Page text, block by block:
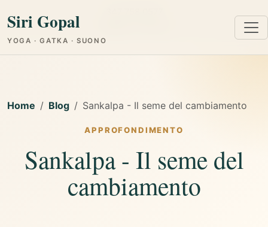
Siri Gopal
YOGA · GATKA · SUONO
Home Blog Sankalpa - Il seme del cambiamento
APPROFONDIMENTO
Sankalpa - Il seme del
cambiamento